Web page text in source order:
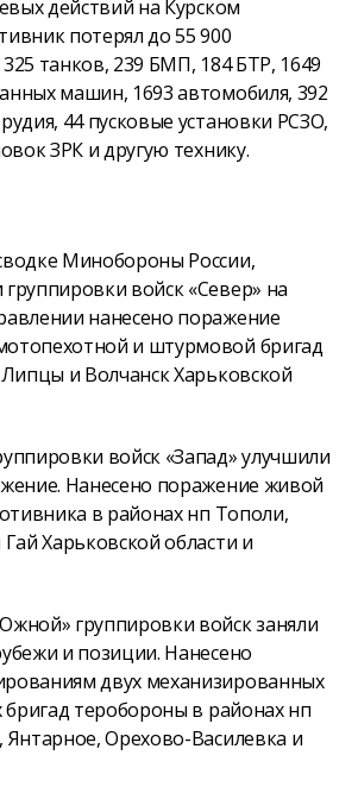
действий на Курском
потерял до 55 900
танков, 239 БМП, 184 БТР, 1649
машин, 1693 автомобиля, 392
44 пусковые установки РСЗО,
ЗРК и другую технику.
Минобороны России,
войск «Север» на
нанесено поражение
и штурмовой бригад
и Волчанск Харьковской
войск «Запад» улучшили
Нанесено поражение живой
в районах нп Тополи,
Харьковской области и
группировки войск заняли
и позиции. Нанесено
двух механизированных
бригад теробороны в районах нп
Янтарное, Орехово-Василевка и